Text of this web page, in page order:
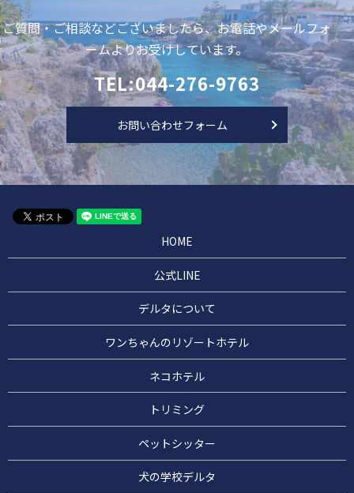
ご質問・ご相談などございましたら、お電話やメールフォ
ームよりお受けしています。
TEL:044-276-9763
お問い合わせフォーム
HOME
公式LINE
デルタについて
ワンちゃんのリゾートホテル
ネコホテル
トリミング
ペットシッター
犬の学校デルタ